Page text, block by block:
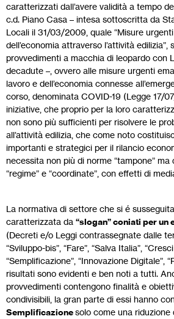
caratterizzati dall’avere validità a tempo
c.d. Piano Casa – intesa sottoscritta da
Locali il 31/03/2009, quale “Misure
dell’economia attraverso l’attività edilizia”,
provvedimenti a macchia di leopardo con
decadute –, ovvero alle misure urgenti
lavoro e dell’economia connesse
corso, denominata COVID-19 (Legge 17/
iniziative, che proprio per la loro
non sono più sufficienti per risolvere le
all’attività edilizia, che come noto
importanti e strategici per il rilancio
necessita non più di norme “tampone” ma
“regime” e “coordinate”, con effetti di
La normativa di settore che si é
caratterizzata da “slogan” coniati per
(Decreti e/o Leggi contrassegnate dalle
“Sviluppo-bis”, “Fare”, “Salva Italia”,
“Semplificazione”, “Innovazione Digitale”,
risultati sono evidenti e ben noti a tutti.
provvedimenti contengono finalità e
condivisibili, la gran parte di essi hanno
Semplificazionesolo come una riduzione